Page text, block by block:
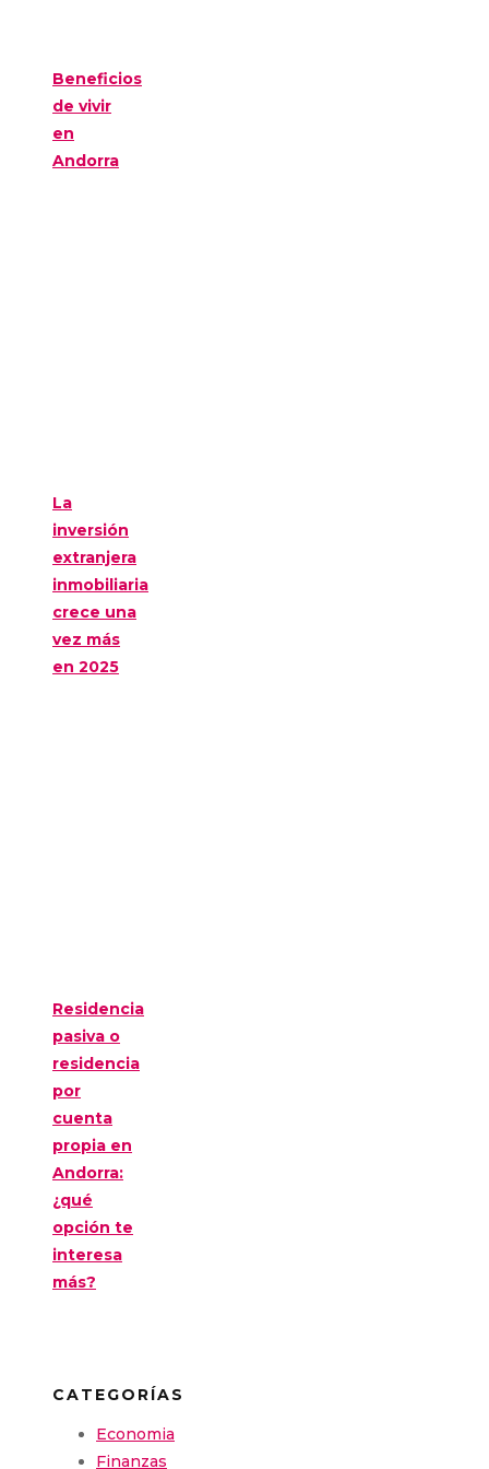
Beneficios
de vivir
en
Andorra
La
inversión
extranjera
inmobiliaria
crece una
vez más
en 2025
Residencia
pasiva o
residencia
por
cuenta
propia en
Andorra:
¿qué
opción te
interesa
más?
CATEGORÍAS
Economia
Finanzas